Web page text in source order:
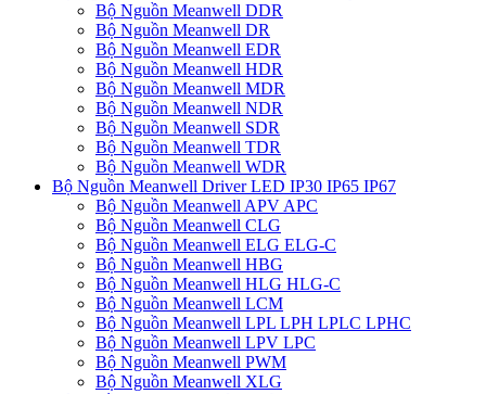
Bộ Nguồn Meanwell DDR
Bộ Nguồn Meanwell DR
Bộ Nguồn Meanwell EDR
Bộ Nguồn Meanwell HDR
Bộ Nguồn Meanwell MDR
Bộ Nguồn Meanwell NDR
Bộ Nguồn Meanwell SDR
Bộ Nguồn Meanwell TDR
Bộ Nguồn Meanwell WDR
Bộ Nguồn Meanwell Driver LED IP30 IP65 IP67
Bộ Nguồn Meanwell APV APC
Bộ Nguồn Meanwell CLG
Bộ Nguồn Meanwell ELG ELG-C
Bộ Nguồn Meanwell HBG
Bộ Nguồn Meanwell HLG HLG-C
Bộ Nguồn Meanwell LCM
Bộ Nguồn Meanwell LPL LPH LPLC LPHC
Bộ Nguồn Meanwell LPV LPC
Bộ Nguồn Meanwell PWM
Bộ Nguồn Meanwell XLG